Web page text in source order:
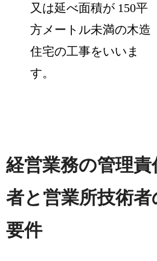
又は延べ面積が 150平
方メートル未満の木造
住宅の工事をいいま
す。
経営業務の管理責
者と営業所技術者
要件